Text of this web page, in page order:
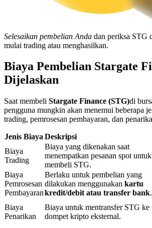
Penguncian BTR
Investasi eksklusif untuk pemegang BTR
Pinjaman
Layanan pinjaman yang didukung Crypto
Selesaikan pembelian Anda dan periksa STG
mulai trading atau menghasilkan.
Biaya Pembelian Stargate
Dijelaskan
Saat membeli Stargate Finance (STG)di
pengguna mungkin akan menemui beberapa
trading, pemrosesan pembayaran, dan
Jenis Biaya Deskripsi
Biaya
Trading
Biaya yang dikenakan saat
menempatkan pesanan spot untuk
membeli STG.
Biaya
Pemrosesan
Pembayaran
Berlaku untuk pembelian yang
dilakukan menggunakan kartu
kredit/debit atau transfer bank.
Biaya
Penarikan
Biaya untuk mentransfer STG ke
dompet kripto eksternal.